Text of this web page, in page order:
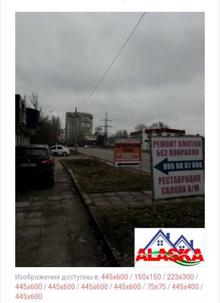
Изображения доступны в: 445x600 / 150x150 / 223x300 /
445x600 / 445x600 / 445x600 / 445x600 / 75x75 / 445x400 /
445x600